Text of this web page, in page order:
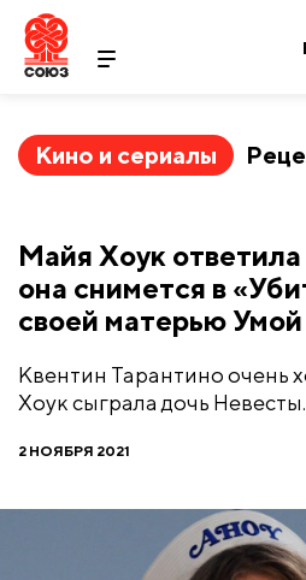
Кино и сериалы
Майя Хоук ответила
она снимется в
своей матерью
Квентин Тарантино очень
Хоук сыграла дочь Невесты.
2 НОЯБРЯ 2021